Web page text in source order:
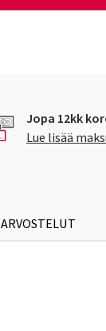
Jopa 12kk
Lue lisää
ARVOSTELUT